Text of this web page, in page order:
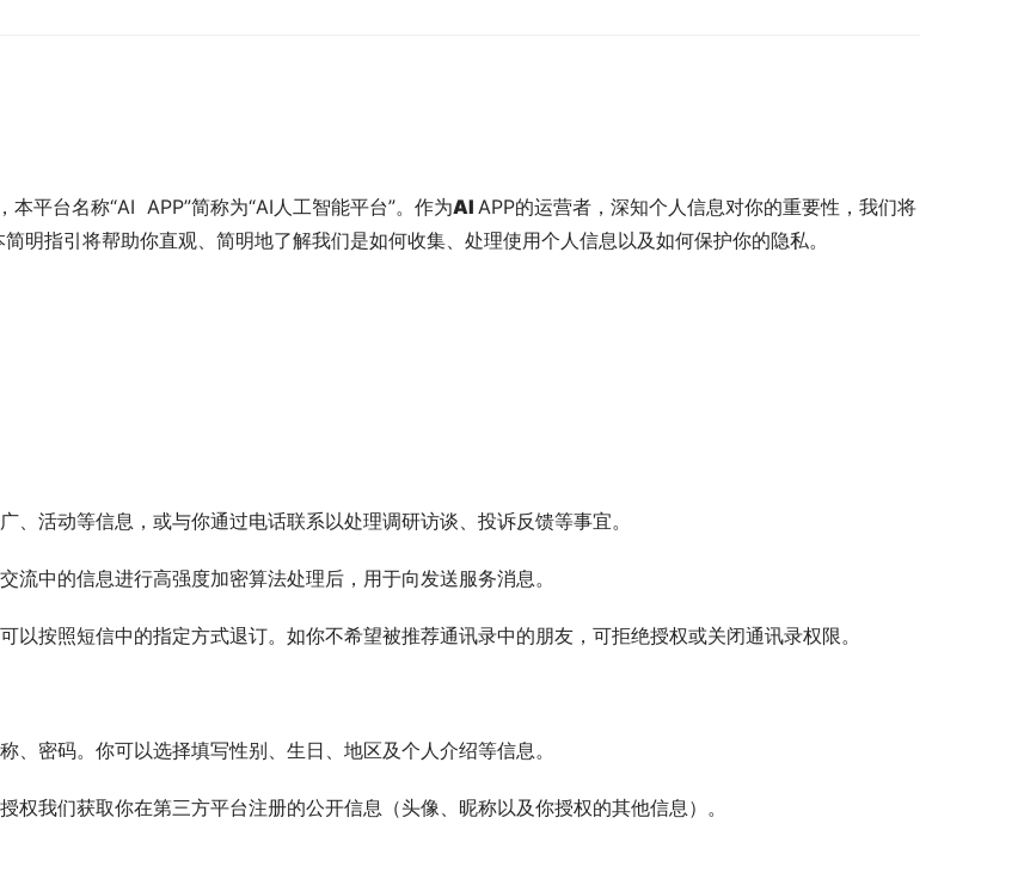
平台名称“AI  APP”简称为“AI人工智能平台”。作为AI APP的运营者，深知个人信息对你的重要性，我们将
明指引将帮助你直观、简明地了解我们是如何收集、处理使用个人信息以及如何保护你的隐私。
、活动等信息，或与你通过电话联系以处理调研访谈、投诉反馈等事宜。
流中的信息进行高强度加密算法处理后，用于向发送服务消息。
以按照短信中的指定方式退订。如你不希望被推荐通讯录中的朋友，可拒绝授权或关闭通讯录权限。
、密码。你可以选择填写性别、生日、地区及个人介绍等信息。
权我们获取你在第三方平台注册的公开信息（头像、昵称以及你授权的其他信息）。